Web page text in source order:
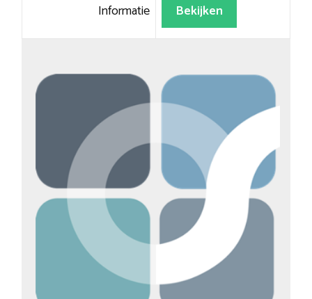
Informatie Bekijken